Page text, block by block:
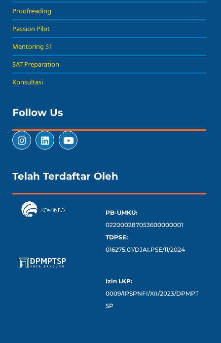
Proofreading
Passion Pilot
Mentoring S1
SAT Preparation
Konsultasi
Follow Us
Telah Terdaftar Oleh
PB-UMKU:
022000287053600000001
TDPSE:
016275.01/DJAI.PSE/11/2024
Izin LKP:
0009/IPSPNFI/XII/2023/DPMPT
SP